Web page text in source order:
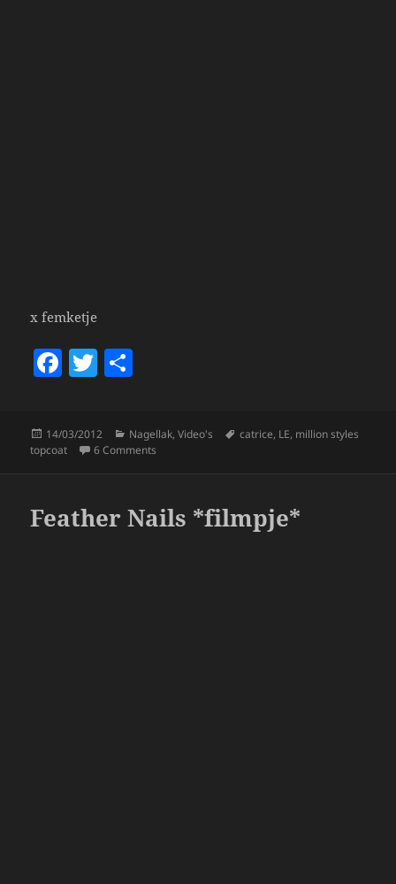
x femketje
F
e
o
o
T
erre
Posted
on
14/03/2012 Categories
Nagellak,Video's Tags
catrice, LE, million styles
topcoat
6 Comments
Feather Nails *filmpje*